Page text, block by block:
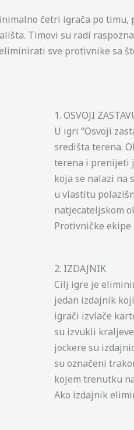
četri igrača po
Timovi su radi
sve protivnike sa
1. OSVOJI
U igri “Osvoji
središta terena.
terena i prenijeti
koja se nalazi na
u vlastitu
natjecateljskom
Protivničke ekipe
2. IZDAJNIK
Cilj igre je
jedan izdajnik
igrači izvlače
su izvukli
jockere su
su označeni
kojem trenutku
Ako izdajnik